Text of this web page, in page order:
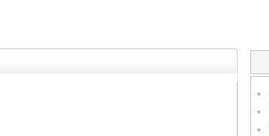
。
。
。